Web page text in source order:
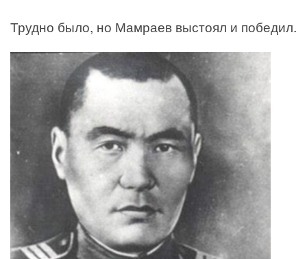
Трудно было, но Мамраев выстоял и победил.